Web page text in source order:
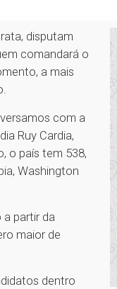
disputam
comandará o
a mais
com a
Ruy Cardia,
o país tem 538,
Washington
a partir da
maior de
dentro